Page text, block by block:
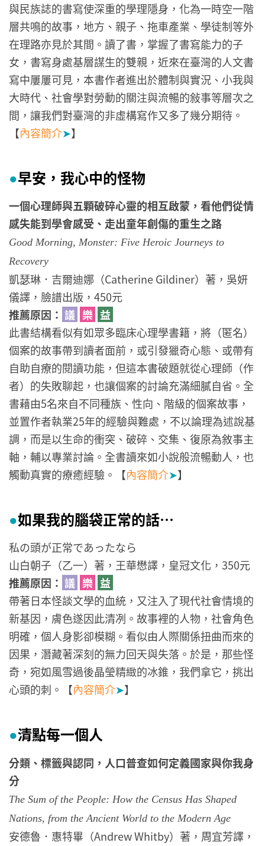
與民族誌的書寫使深重的學理隱身，化為一時空一階
層共鳴的故事，地方、親子、拖車產業、學徒制等外
在理路亦見於其間。讀了書，掌握了書寫能力的子
女，書寫身處基層謀生的雙親，近來在臺灣的人文書
寫中屢屢可見，本書作者進出於體制與實況、小我與
大時代、社會學對勞動的關注與流暢的敍事等層次之
間，讓我們對臺灣的非虛構寫作又多了幾分期待。
【內容簡介➤】
●早安，我心中的怪物
一個心理師與五顆破碎心靈的相互啟蒙，看他們從情
感失能到學會感受、走出童年創傷的重生之路
Good Morning, Monster: Five Heroic Journeys to
Recovery
凱瑟琳．吉爾迪娜（Catherine Gildiner）著，吳妍
儀譯，臉譜出版，450元
推薦原因： 議 樂 益
此書結構看似有如眾多臨床心理學書籍，將（匿名）
個案的故事帶到讀者面前，或引發獵奇心態、或帶有
自助自療的閱讀功能，但這本書破題就從心理師（作
者）的失敗聊起，也讓個案的討論充滿細膩自省。全
書藉由5名來自不同種族、性向、階級的個案故事，
並置作者執業25年的經驗與難處，不以論理為述說基
調，而是以生命的衝突、破碎、交集、復原為敘事主
軸，輔以專業討論。全書讀來如小說般流暢動人，也
觸動真實的療癒經驗。【內容簡介➤】
●如果我的腦袋正常的話…
私の頭が正常であったなら
山白朝子（乙一）著，王華懋譯，皇冠文化，350元
推薦原因： 議 樂 益
帶著日本怪談文學的血統，又注入了現代社會情境的
新基因，膚色遂因此清冽。故事裡的人物，社會角色
明確，個人身影卻模糊。看似由人際關係扭曲而來的
因果，潛藏著深刻的無力回天與失落。於是，那些怪
奇，宛如風雪過後晶瑩精緻的冰錐，我們拿它，挑出
心頭的刺。【內容簡介➤】
●清點每一個人
分類、標籤與認同，人口普查如何定義國家與你我身
分
The Sum of the People: How the Census Has Shaped
Nations, from the Ancient World to the Modern Age
安德魯．惠特畢（Andrew Whitby）著，周宜芳譯，